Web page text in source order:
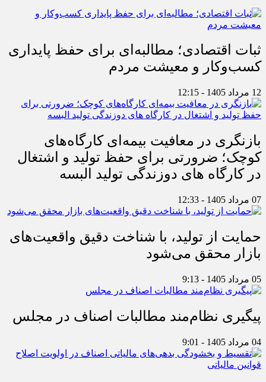
ثبات اقتصادی؛ مطالبه‌ای برای حفظ پایداری
کسب‌وکار و معیشت مردم
12 مرداد 1405 - 12:15
بازنگری در معافیت بیمه‌ای کارگاه‌های
کوچک؛ ضرورتی برای حفظ تولید و اشتغال
در کارگاه های دوزندگی تولید البسه
07 مرداد 1405 - 12:33
حمایت از تولید، با شناخت دقیق واقعیت‌های
بازار محقق می‌شود
05 مرداد 1405 - 9:13
پیگیری نظام‌مند مطالبات اصناف در مجلس
04 مرداد 1405 - 9:01